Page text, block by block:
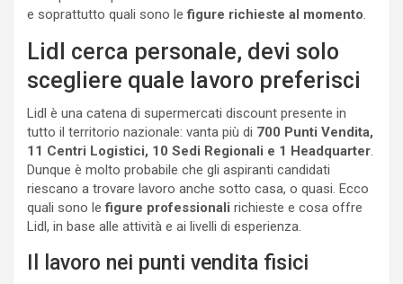
e soprattutto quali sono le figure richieste al momento
Lidl cerca personale, devi solo
scegliere quale lavoro preferisci
Lidl è una catena di supermercati discount presente in
tutto il territorio nazionale: vanta più di 700 Punti Vendita,
11 Centri Logistici, 10 Sedi Regionali e 1 Headquarter
Dunque è molto probabile che gli aspiranti candidati
riescano a trovare lavoro anche sotto casa, o quasi. Ecco
quali sono lefigure professionali richieste e cosa offre
Lidl, in base alle attività e ai livelli di esperienza.
Il lavoro nei punti vendita fisici